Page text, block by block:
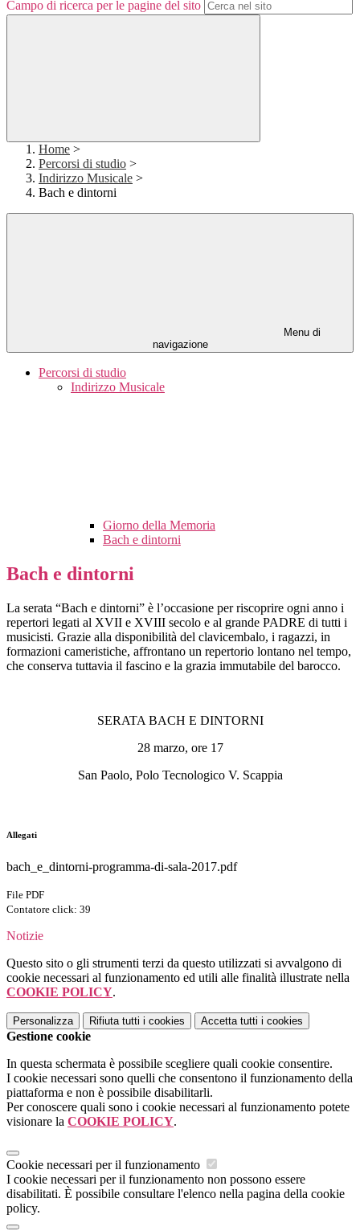
Campo di ricerca per le pagine del sito
Home >
Percorsi di studio >
Indirizzo Musicale >
Bach e dintorni
Menu di
navigazione
Percorsi di studio
Indirizzo Musicale
Giorno della Memoria
Bach e dintorni
Bach e dintorni
La serata “Bach e dintorni” è l’occasione per riscoprire ogni anno i
repertori legati al XVII e XVIII secolo e al grande PADRE di tutti i
musicisti. Grazie alla disponibilità del clavicembalo, i ragazzi, in
formazioni cameristiche, affrontano un repertorio lontano nel tempo,
che conserva tuttavia il fascino e la grazia immutabile del barocco.
SERATA BACH E DINTORNI
28 marzo, ore 17
San Paolo, Polo Tecnologico V. Scappia
Allegati
bach_e_dintorni-programma-di-sala-2017.pdf
File PDF
Contatore click: 39
Notizie
Questo sito o gli strumenti terzi da questo utilizzati si avvalgono di
cookie necessari al funzionamento ed utili alle finalità illustrate nella
COOKIE POLICY.
Personalizza Rifiuta tutti i cookies Accetta tutti i cookies
Gestione cookie
In questa schermata è possibile scegliere quali cookie consentire.
I cookie necessari sono quelli che consentono il funzionamento della
piattaforma e non è possibile disabilitarli.
Per conoscere quali sono i cookie necessari al funzionamento potete
visionare la COOKIE POLICY.
Cookie necessari per il funzionamento
I cookie necessari per il funzionamento non possono essere
disabilitati. È possibile consultare l'elenco nella pagina della cookie
policy.